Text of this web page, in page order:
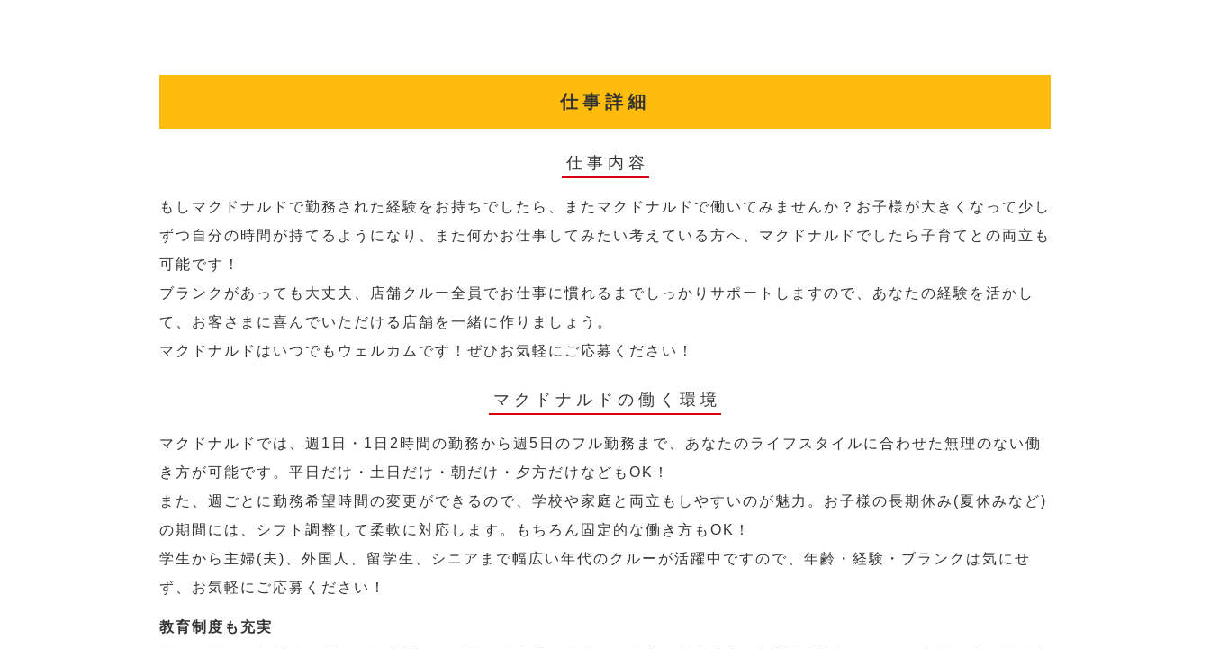
仕事詳細
仕事内容
もしマクドナルドで勤務された経験をお持ちでしたら、またマクドナルドで働いてみませんか？お子様が大きくなって少し
ずつ自分の時間が持てるようになり、また何かお仕事してみたい考えている方へ、マクドナルドでしたら子育てとの両立も
可能です！
ブランクがあっても大丈夫、店舗クルー全員でお仕事に慣れるまでしっかりサポートしますので、あなたの経験を活かし
て、お客さまに喜んでいただける店舗を一緒に作りましょう。
マクドナルドはいつでもウェルカムです！ぜひお気軽にご応募ください！
マクドナルドの働く環境
マクドナルドでは、週1日・1日2時間の勤務から週5日のフル勤務まで、あなたのライフスタイルに合わせた無理のない働
き方が可能です。平日だけ・土日だけ・朝だけ・夕方だけなどもOK！
また、週ごとに勤務希望時間の変更ができるので、学校や家庭と両立もしやすいのが魅力。お子様の長期休み(夏休みなど)
の期間には、シフト調整して柔軟に対応します。もちろん固定的な働き方もOK！
学生から主婦(夫)、外国人、留学生、シニアまで幅広い年代のクルーが活躍中ですので、年齢・経験・ブランクは気にせ
ず、お気軽にご応募ください！
教育制度も充実